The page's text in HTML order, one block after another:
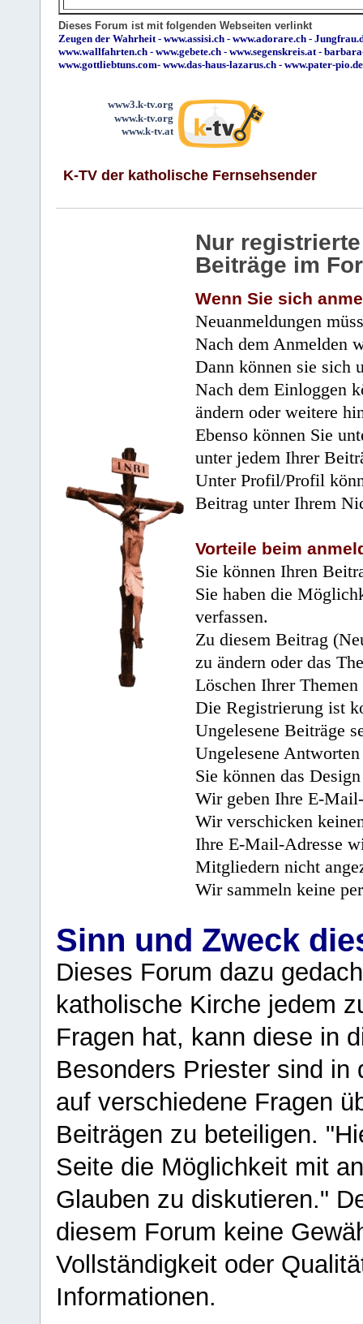
Dieses Forum ist mit folgenden Webseiten verlinkt
Zeugen der Wahrheit- www.assisi.ch - www.adorare.ch -
www.wallfahrten.ch - www.gebete.ch - www.segenskreis.at-
www.gottliebtuns.com- www.das-haus-lazarus.ch - www.pater-pio.de
www3.k-tv.org
www.k-tv.org
www.k-tv.at
K-TV der katholische Fernsehsender
Nur
Beiträge im
Wenn Sie sich
Neuanmeldungen
Nach dem Anmelden
Dann können sie sich
Nach dem Einloggen
ändern oder weitere
Ebenso können Sie
unter jedem Ihrer
Unter Profil/Profil
Beitrag unter Ihrem
Vorteile beim
Sie können Ihren
Sie haben die
verfassen.
Zu diesem Beitrag
zu ändern oder das
Löschen Ihrer
Die Registrierung ist
Ungelesene Beiträge
Ungelesene
Sie können das
Wir geben Ihre E-
Wir verschicken
Ihre E-Mail-Adresse
Mitgliedern nicht
Wir sammeln keine
Sinn und Zweck
Dieses Forum dazu
katholische Kirche jedem
Fragen hat, kann diese in
Besonders Priester sind in
auf verschiedene Fragen
Beiträgen zu beteiligen.
Seite die Möglichkeit mit
Glauben zu diskutieren."
diesem Forum keine
Vollständigkeit oder
Informationen.